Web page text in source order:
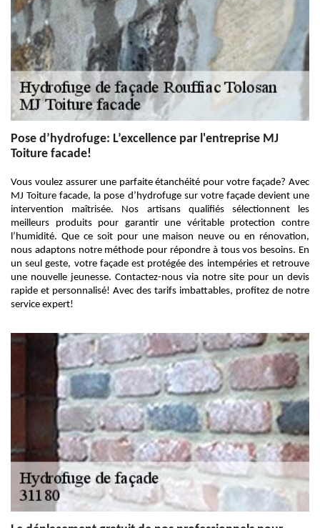
Pose d’hydrofuge: L’excellence par l'entreprise MJ
Toiture facade!
Vous voulez assurer une parfaite étanchéité pour votre façade? Avec
MJ Toiture facade, la pose d’hydrofuge sur votre façade devient une
intervention maîtrisée. Nos artisans qualifiés sélectionnent les
meilleurs produits pour garantir une véritable protection contre
l’humidité. Que ce soit pour une maison neuve ou en rénovation,
nous adaptons notre méthode pour répondre à tous vos besoins. En
un seul geste, votre façade est protégée des intempéries et retrouve
une nouvelle jeunesse. Contactez-nous via notre site pour un devis
rapide et personnalisé! Avec des tarifs imbattables, profitez de notre
service expert!